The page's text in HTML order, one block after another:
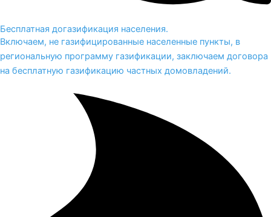
Бесплатная догазификация населения.
Включаем, не газифицированные населенные пункты, в
региональную программу газификации, заключаем договора
на бесплатную газификацию частных домовладений.